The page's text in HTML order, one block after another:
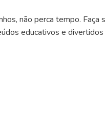
não perca tempo. Faça
educativos e divertidos